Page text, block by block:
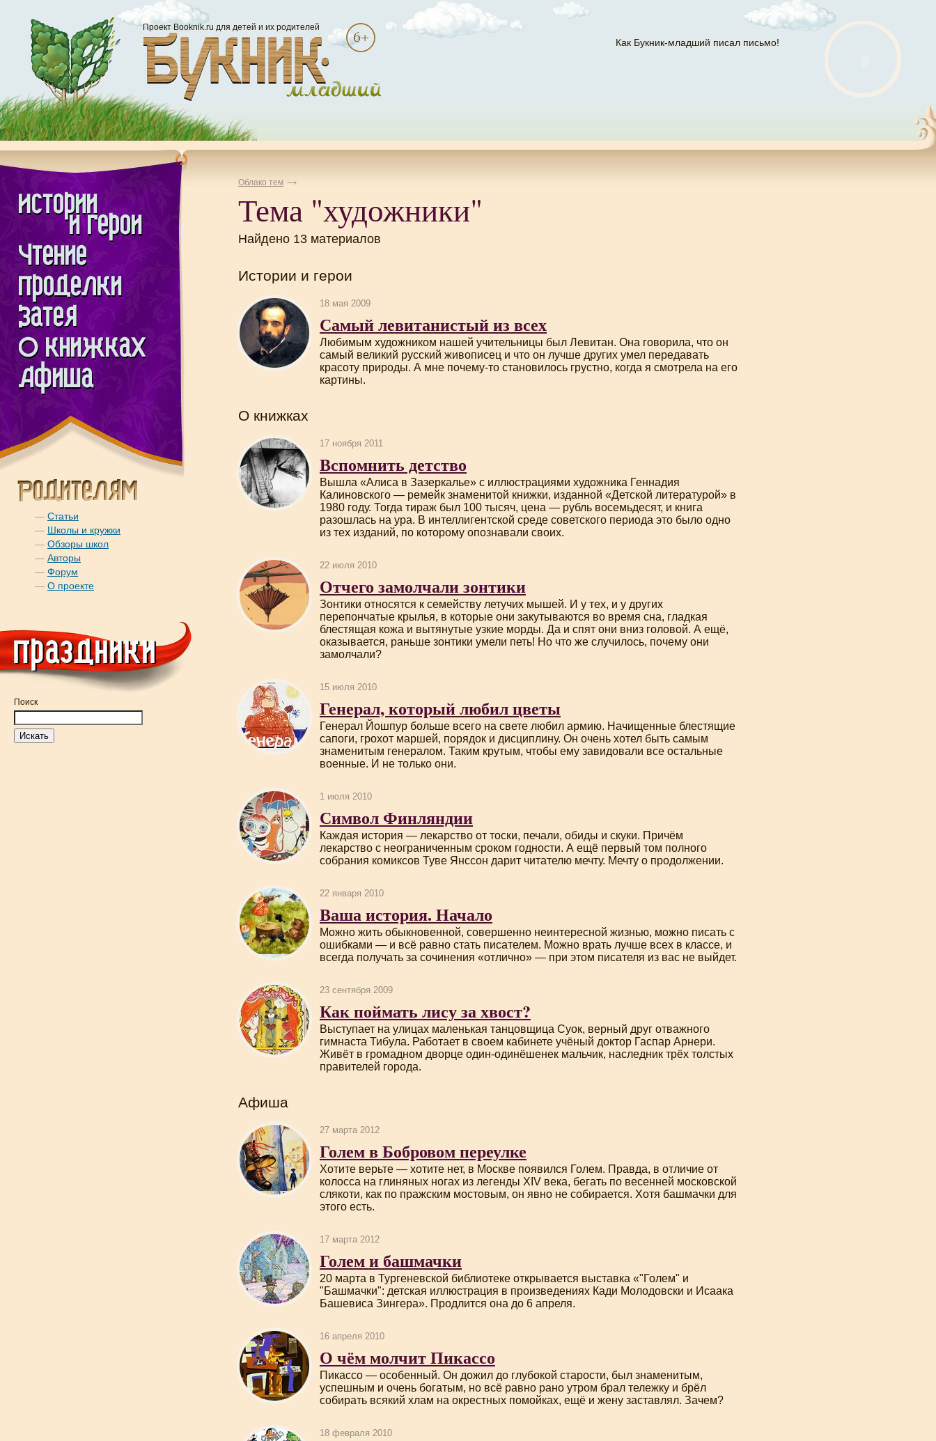
Проект Booknik.ru для детей и их родителей
Как Букник-младший писал письмо!
— Статьи
— Школы и кружки
— Обзоры школ
— Авторы
— Форум
— О проекте
Поиск
Облако тем
Тема "художники"
Найдено 13 материалов
Истории и герои
18 мая 2009
Самый левитанистый из всех
Любимым художником нашей учительницы был Левитан. Она говорила, что он
самый великий русский живописец и что он лучше других умел передавать
красоту природы. А мне почему-то становилось грустно, когда я смотрела на его
картины.
О книжках
17 ноября 2011
Вспомнить детство
Вышла «Алиса в Зазеркалье» с иллюстрациями художника Геннадия
Калиновского — ремейк знаменитой книжки, изданной «Детской литературой» в
1980 году. Тогда тираж был 100 тысяч, цена — рубль восемьдесят, и книга
разошлась на ура. В интеллигентской среде советского периода это было одно
из тех изданий, по которому опознавали своих.
22 июля 2010
Отчего замолчали зонтики
Зонтики относятся к семейству летучих мышей. И у тех, и у других
перепончатые крылья, в которые они закутываются во время сна, гладкая
блестящая кожа и вытянутые узкие морды. Да и спят они вниз головой. А ещё,
оказывается, раньше зонтики умели петь! Но что же случилось, почему они
замолчали?
15 июля 2010
Генерал, который любил цветы
Генерал Йошпур больше всего на свете любил армию. Начищенные блестящие
сапоги, грохот маршей, порядок и дисциплину. Он очень хотел быть самым
знаменитым генералом. Таким крутым, чтобы ему завидовали все остальные
военные. И не только они.
1 июля 2010
Символ Финляндии
Каждая история — лекарство от тоски, печали, обиды и скуки. Причём
лекарство с неограниченным сроком годности. А ещё первый том полного
собрания комиксов Туве Янссон дарит читателю мечту. Мечту о продолжении.
22 января 2010
Ваша история. Начало
Можно жить обыкновенной, совершенно неинтересной жизнью, можно писать с
ошибками — и всё равно стать писателем. Можно врать лучше всех в классе, и
всегда получать за сочинения «отлично» — при этом писателя из вас не выйдет.
23 сентября 2009
Как поймать лису за хвост?
Выступает на улицах маленькая танцовщица Суок, верный друг отважного
гимнаста Тибула. Работает в своем кабинете учёный доктор Гаспар Арнери.
Живёт в громадном дворце один-одинёшенек мальчик, наследник трёх толстых
правителей города.
Афиша
27 марта 2012
Голем в Бобровом переулке
Хотите верьте — хотите нет, в Москве появился Голем. Правда, в отличие от
колосса на глиняных ногах из легенды XIV века, бегать по весенней московской
слякоти, как по пражским мостовым, он явно не собирается. Хотя башмачки для
этого есть.
17 марта 2012
Голем и башмачки
20 марта в Тургеневской библиотеке открывается выставка «"Голем" и
"Башмачки": детская иллюстрация в произведениях Кади Молодовски и Исаака
Башевиса Зингера». Продлится она до 6 апреля.
16 апреля 2010
О чём молчит Пикассо
Пикассо — особенный. Он дожил до глубокой старости, был знаменитым,
успешным и очень богатым, но всё равно рано утром брал тележку и брёл
собирать всякий хлам на окрестных помойках, ещё и жену заставлял. Зачем?
18 февраля 2010